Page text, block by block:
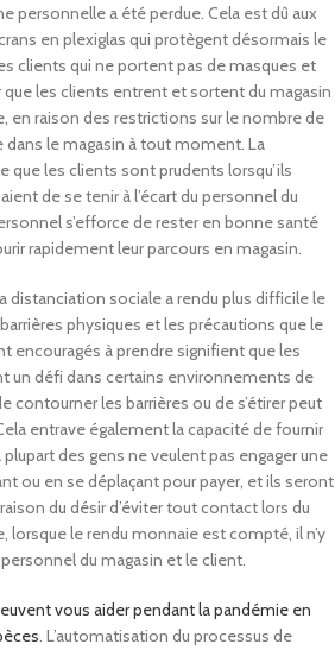
personnelle a été perdue. Cela est dû aux
en plexiglas qui protègent désormais le
clients qui ne portent pas de masques et
que les clients entrent et sortent du magasin
en raison des restrictions sur le nombre de
le magasin à tout moment. La
que les clients sont prudents lorsqu’ils
de se tenir à l’écart du personnel du
s’efforce de rester en bonne santé
rapidement leur parcours en magasin.
distanciation sociale a rendu plus difficile le
physiques et les précautions que le
encouragés à prendre signifient que les
un défi dans certains environnements de
contourner les barrières ou de s’étirer peut
entrave également la capacité de fournir
des gens ne veulent pas engager une
ou en se déplaçant pour payer, et ils seront
du désir d’éviter tout contact lors du
lorsque le rendu monnaie est compté, il n’y
du magasin et le client.
vous aider pendant la pandémie en
. L’automatisation du processus de